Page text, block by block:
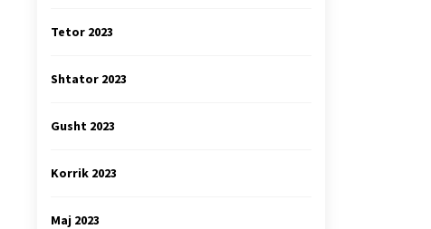
Tetor 2023
Shtator 2023
Gusht 2023
Korrik 2023
Maj 2023